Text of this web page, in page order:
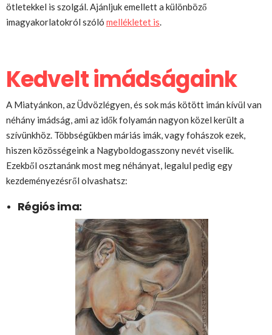
ötletekkel is szolgál. Ajánljuk emellett a különböző
imagyakorlatokról szóló mellékletet is.
Kedvelt imádságaink
A Miatyánkon, az Üdvözlégyen, és sok más kötött imán kívül van
néhány imádság, ami az idők folyamán nagyon közel került a
szívünkhöz. Többségükben máriás imák, vagy fohászok ezek,
hiszen közösségeink a Nagyboldogasszony nevét viselik.
Ezekből osztanánk most meg néhányat, legalul pedig egy
kezdeményezésről olvashatsz:
Régiós ima: